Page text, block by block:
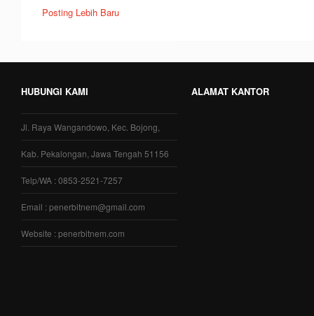
Posting Lebih Baru
HUBUNGI KAMI
Jl. Raya Wangandowo, Kec. Bojong,
Kab. Pekalongan, Jawa Tengah 51156
Telp/WA : 0853-2521-7257
Email : penerbitnem@gmail.com
Website : penerbitnem.com
ALAMAT KANTOR